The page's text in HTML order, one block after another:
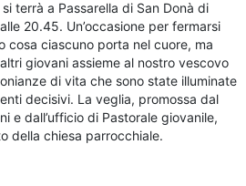
terrà a Passarella di San Donà di
20.45. Un’occasione per fermarsi
cosa ciascuno porta nel cuore, ma
giovani assieme al nostro vescovo
di vita che sono state illuminate
decisivi. La veglia, promossa dal
e dall’ufficio di Pastorale giovanile,
della chiesa parrocchiale.